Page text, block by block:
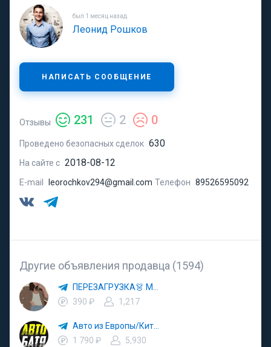
был 1 месяц назад
Леонид Рошков
НАПИСАТЬ СООБЩЕНИЕ
Отзывы 231 2 0
Проведено безопасных сделок 630
На сайте с 2018-08-12
E-mail leorochkov294@gmail.com Телефон 89526595092
Другие объявления продавца (1594)
390 ₽
1,217
1 790 ₽
5,930